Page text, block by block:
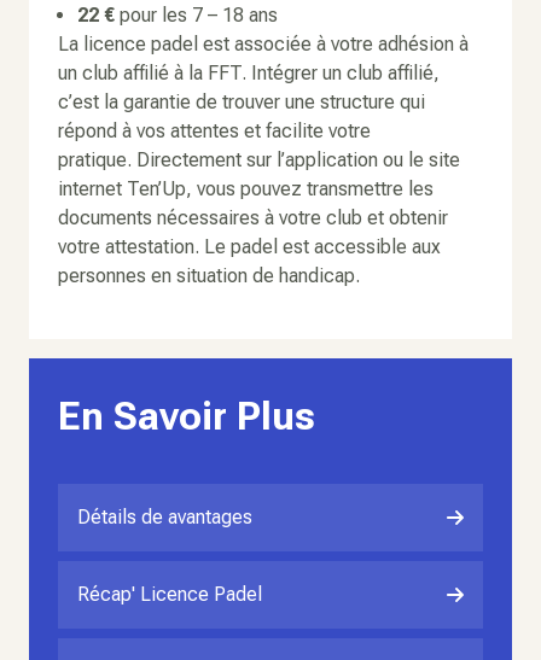
22 € pour les 7 – 18 ans
La licence padel est associée à votre adhésion à
un club affilié à la FFT. Intégrer un club affilié,
c’est la garantie de trouver une structure qui
répond à vos attentes et facilite votre
pratique. Directement sur l’application ou le site
internet Ten’Up, vous pouvez transmettre les
documents nécessaires à votre club et obtenir
votre attestation. Le padel est accessible aux
personnes en situation de handicap.
En Savoir Plus
Détails de avantages
Récap' Licence Padel